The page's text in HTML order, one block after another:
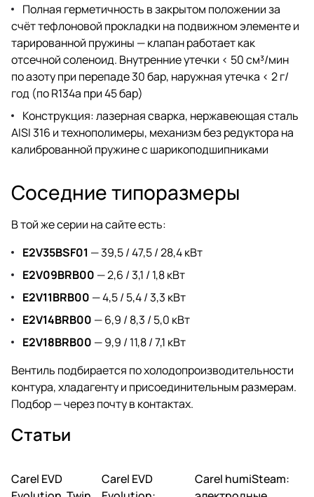
Полная герметичность в закрытом положении за
счёт тефлоновой прокладки на подвижном элементе и
тарированной пружины — клапан работает как
отсечной соленоид. Внутренние утечки < 50 см³/мин
по азоту при перепаде 30 бар, наружная утечка < 2 г/
год (по R134a при 45 бар)
Конструкция: лазерная сварка, нержавеющая сталь
AISI 316 и технополимеры, механизм без редуктора на
калиброванной пружине с шарикоподшипниками
Соседние типоразмеры
В той же серии на сайте есть:
E2V35BSF01 — 39,5 / 47,5 / 28,4 кВт
E2V09BRB00 — 2,6 / 3,1 / 1,8 кВт
E2V11BRB00 — 4,5 / 5,4 / 3,3 кВт
E2V14BRB00 — 6,9 / 8,3 / 5,0 кВт
E2V18BRB00 — 9,9 / 11,8 / 7,1 кВт
Вентиль подбирается по холодопроизводительности
контура, хладагенту и присоединительным размерам.
Подбор — через почту в контактах.
Статьи
Автоматика и
контроллеры
Carel EVD
Автоматика и
контроллеры
Carel EVD
Увлажнение
Carel humiSteam: